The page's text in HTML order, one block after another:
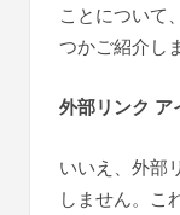
ことについて
つかご紹介し
外部リンク ア
いいえ、外部
しません。こ